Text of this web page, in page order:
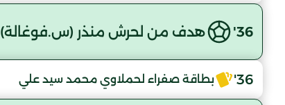
36' هدف من لحرش منذر (س.فوغالة)
36' بطاقة صفراء لحملاوي محمد سيد علي